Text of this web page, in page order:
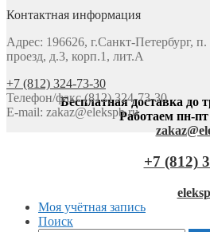
Контактная информация
Адрес: 196626, г.Санкт-Петербург,
проезд, д.3, корп.1, лит.А
+7 (812) 324-73-30
Телефон/факс (812) 324-73-30
E-mail: zakaz@elekspb.ru
Бесплатная доставка до
Работаем пн-пт
+7 (812)
Моя учётная запись
Поиск